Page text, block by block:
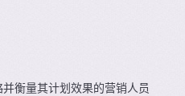
衡量其计划效果的营销人员